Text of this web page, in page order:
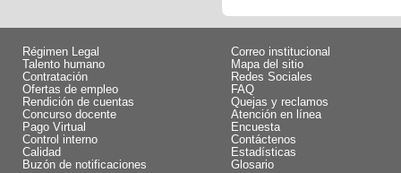
Régimen Legal
Talento humano
Contratación
Ofertas de empleo
Rendición de cuentas
Concurso docente
Pago Virtual
Control interno
Calidad
Buzón de notificaciones
Correo institucional
Mapa del sitio
Redes Sociales
FAQ
Quejas y reclamos
Atención en línea
Encuesta
Contáctenos
Estadísticas
Glosario